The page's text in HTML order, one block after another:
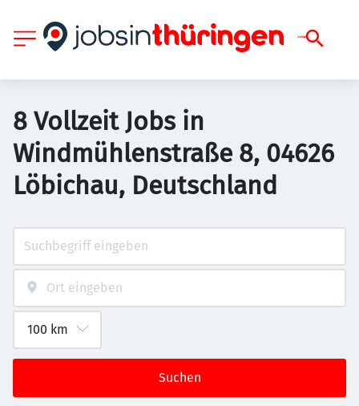
8 Vollzeit Jobs in
Windmühlenstraße 8, 04626
Löbichau, Deutschland
Suchen